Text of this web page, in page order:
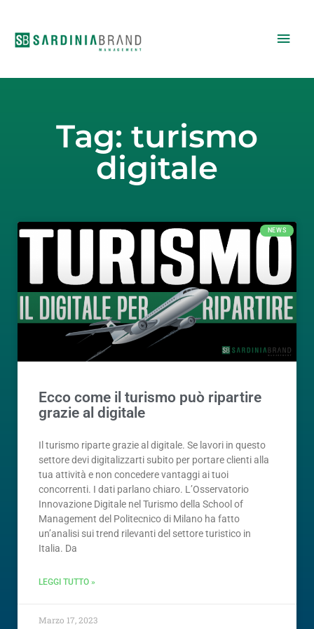
contenuto
Tag: turismo
digitale
NEWS
Ecco come il turismo può ripartire
grazie al digitale
Il turismo riparte grazie al digitale. Se lavori in questo
settore devi digitalizzarti subito per portare clienti alla
tua attività e non concedere vantaggi ai tuoi
concorrenti. I dati parlano chiaro. L’Osservatorio
Innovazione Digitale nel Turismo della School of
Management del Politecnico di Milano ha fatto
un’analisi sui trend rilevanti del settore turistico in
Italia. Da
LEGGI TUTTO »
Marzo 17, 2023